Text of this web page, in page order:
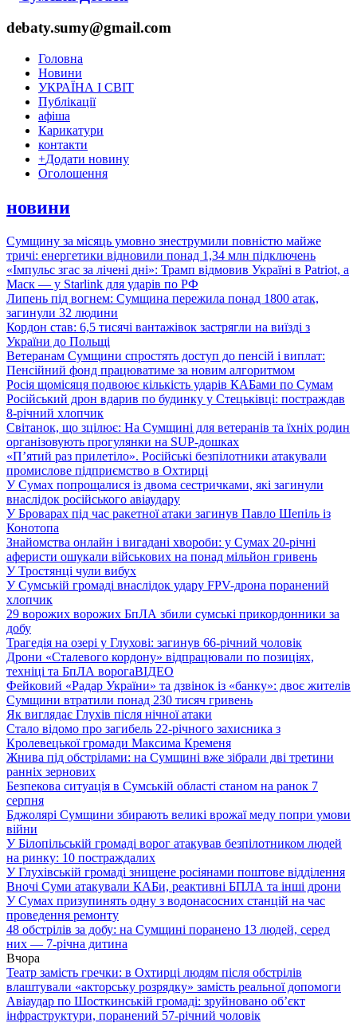
debaty.sumy@gmail.com
Головна
Новини
УКРАЇНА І СВІТ
Публікації
афіша
Карикатури
контакти
+Додати новину
Оголошення
новини
Сумщину за місяць умовно знеструмили повністю майже
тричі: енергетики відновили понад 1,34 млн підключень
«Імпульс згас за лічені дні»: Трамп відмовив Україні в Patriot, а
Маск — у Starlink для ударів по РФ
Липень під вогнем: Сумщина пережила понад 1800 атак,
загинули 32 людини
Кордон став: 6,5 тисячі вантажівок застрягли на виїзді з
України до Польщі
Ветеранам Сумщини спростять доступ до пенсій і виплат:
Пенсійний фонд працюватиме за новим алгоритмом
Росія щомісяця подвоює кількість ударів КАБами по Сумам
Російський дрон вдарив по будинку у Стецьківці: постраждав
8-річний хлопчик
Світанок, що зцілює: На Сумщині для ветеранів та їхніх родин
організовують прогулянки на SUP-дошках
«П’ятий раз прилетіло». Російські безпілотники атакували
промислове підприємство в Охтирці
У Сумах попрощалися із двома сестричками, які загинули
внаслідок російського авіаудару
У Броварах під час ракетної атаки загинув Павло Шепіль із
Конотопа
Знайомства онлайн і вигадані хвороби: у Сумах 20-річні
аферисти ошукали військових на понад мільйон гривень
У Тростянці чули вибух
У Сумській громаді внаслідок удару FPV-дрона поранений
хлопчик
29 ворожих ворожих БпЛА збили сумські прикордонники за
добу
Трагедія на озері у Глухові: загинув 66-річний чоловік
Дрони «Сталевого кордону» відпрацювали по позиціях,
техніці та БпЛА ворогаВІДЕО
Фейковий «Радар України» та дзвінок із «банку»: двоє жителів
Сумщини втратили понад 230 тисяч гривень
Як виглядає Глухів після нічної атаки
Стало відомо про загибель 22-річного захисника з
Кролевецької громади Максима Кременя
Жнива під обстрілами: на Сумщині вже зібрали дві третини
ранніх зернових
Безпекова ситуація в Сумській області станом на ранок 7
серпня
Бджолярі Сумщини збирають великі врожаї меду попри умови
війни
У Білопільській громаді ворог атакував безпілотником людей
на ринку: 10 постраждалих
У Глухівській громаді знищене росіянами поштове відділення
Вночі Суми атакували КАБи, реактивні БПЛА та інші дрони
У Сумах призупинять одну з водонасосних станцій на час
проведення ремонту
48 обстрілів за добу: на Сумщині поранено 13 людей, серед
них — 7-річна дитина
Вчора
Театр замість гречки: в Охтирці людям після обстрілів
влаштували «акторську розрядку» замість реальної допомоги
Авіаудар по Шосткинській громаді: зруйновано об’єкт
інфраструктури, поранений 57-річний чоловік